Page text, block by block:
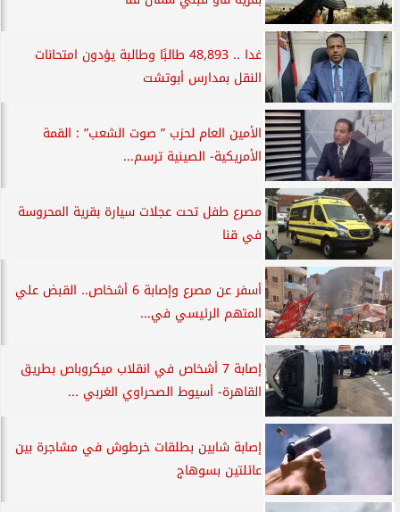
غدا .. 48,893 طالبًا وطالبة يؤدون امتحانات
النقل بمدارس أبوتشت
الأمين العام لحزب ” صوت الشعب” : القمة
الأمريكية- الصينية ترسم...
مصرع طفل تحت عجلات سيارة بقرية المحروسة
في قنا
أسفر عن مصرع وإصابة 6 أشخاص.. القبض علي
المتهم الرئيسي في...
إصابة 7 أشخاص في انقلاب ميكروباص بطريق
القاهرة- أسيوط الصحراوي الغربي ...
إصابة شابين بطلقات خرطوش في مشاجرة بين
عائلتين بسوهاج